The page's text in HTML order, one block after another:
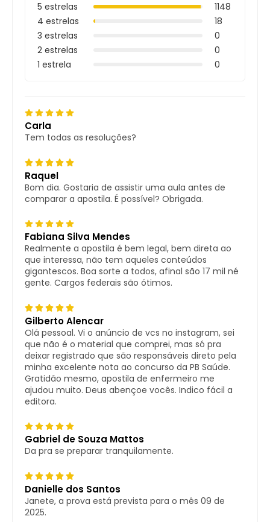
5 estrelas
1148
4 estrelas
18
3 estrelas
0
2 estrelas
0
1 estrela
0
Carla
Tem todas as resoluções?
Raquel
Bom dia. Gostaria de assistir uma aula antes de
comparar a apostila. É possível? Obrigada.
Fabiana Silva Mendes
Realmente a apostila é bem legal, bem direta ao
que interessa, não tem aqueles conteúdos
gigantescos. Boa sorte a todos, afinal são 17 mil né
gente. Cargos federais são ótimos.
Gilberto Alencar
Olá pessoal. Vi o anúncio de vcs no instagram, sei
que não é o material que comprei, mas só pra
deixar registrado que são responsáveis direto pela
minha excelente nota ao concurso da PB Saúde.
Gratidão mesmo, apostila de enfermeiro me
ajudou muito. Deus abençoe vocês. Indico fácil a
editora.
Gabriel de Souza Mattos
Da pra se preparar tranquilamente.
Danielle dos Santos
Janete, a prova está prevista para o mês 09 de
2025.